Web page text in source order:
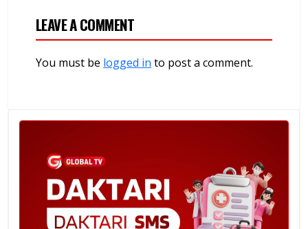
LEAVE A COMMENT
You must be logged in to post a comment.